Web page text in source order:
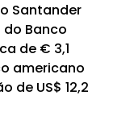
Santander
Banco
de € 3,1
americano
de US$ 12,2